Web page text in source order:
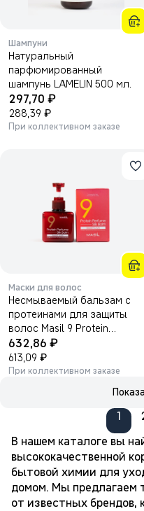
Шампуни
Натуральный
парфюмированный
шампунь LAMELIN 500 мл.
297,70 ₽
288,39 ₽
При коллективном заказе
Маски для волос
Несмываемый бальзам с
протеинами для защиты
волос Masil 9 Protein
Perfume Silk Balm Sweet
Love 180мл.
632,86 ₽
613,09 ₽
При коллективном заказе
1
В нашем каталоге вы
высококачественной
бытовой химии для
домом. Мы предлагаем
от известных брендов,